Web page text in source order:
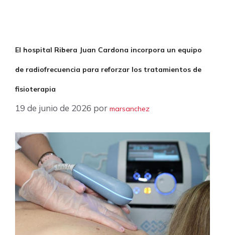
El hospital Ribera Juan Cardona incorpora un equipo
de radiofrecuencia para reforzar los tratamientos de
fisioterapia
19 de junio de 2026 por marsanchez